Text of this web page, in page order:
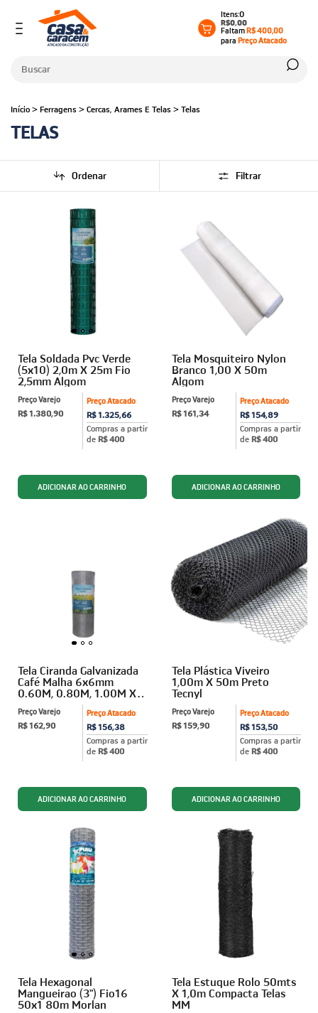
0
R$0,00
FaltamR$ 400,00
paraPreço Atacado
Início > Ferragens > Cercas, Arames E Telas > Telas
TELAS
Ordenar Filtrar
Tela Soldada Pvc Verde
(5x10) 2,0m X 25m Fio
2,5mm Algom
Preço Atacado
R$ 1.325,66
Compras a partir
de R$ 400
Preço Varejo
R$ 1.380,90
Tela Mosquiteiro Nylon
Branco 1,00 X 50m
Algom
Preço Atacado
R$ 154,89
Compras a partir
de R$ 400
Preço Varejo
R$ 161,34
Tela Ciranda Galvanizada
Café Malha 6x6mm
0.60M, 0.80M, 1.00M X
12,5M FIO 0,56mm Algom
Preço Atacado
R$ 156,38
Compras a partir
de R$ 400
Preço Varejo
R$ 162,90
Tela Plástica Viveiro
1,00m X 50m Preto
Tecnyl
Preço Atacado
R$ 153,50
Compras a partir
de R$ 400
Preço Varejo
R$ 159,90
Tela Hexagonal
Mangueirao (3") Fio16
50x1 80m Morlan
Tela Estuque Rolo 50mts
X 1,0m Compacta Telas
MM